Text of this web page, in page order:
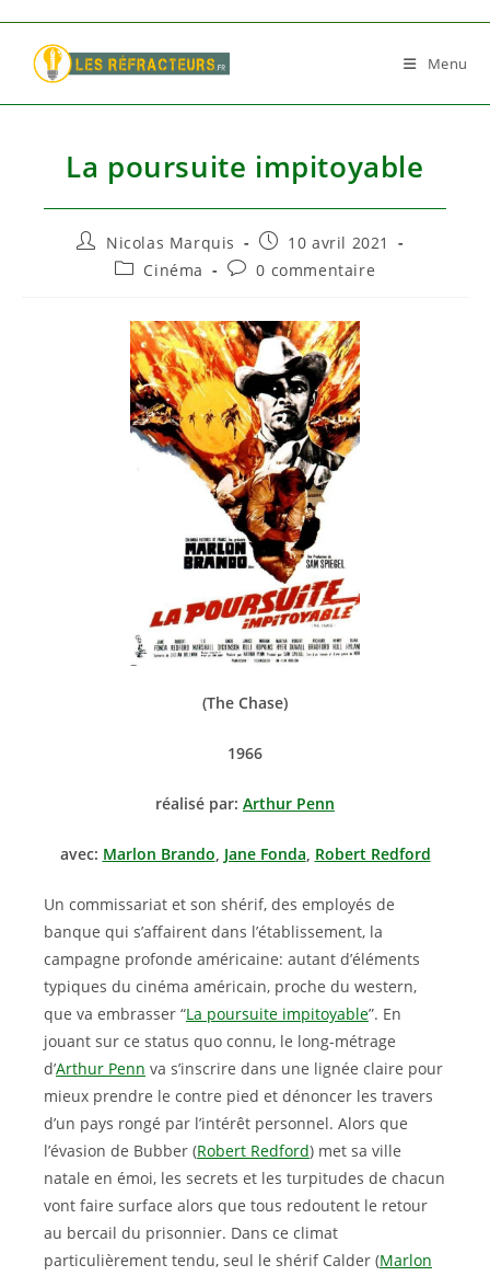
content
Menu
La poursuite impitoyable
Auteur/autrice
Nicolas Marquis
Publication
publiée :
10 avril 2021
PostCinéma
Commentaires
publication :
0 commentaire
(The Chase)
1966
réalisé par: Arthur Penn
avec: Marlon Brando, Jane Fonda, Robert Redford
Un commissariat et son shérif, des employés de
banque qui s’affairent dans l’établissement, la
campagne profonde américaine: autant d’éléments
typiques du cinéma américain, proche du western,
que va embrasser “La poursuite impitoyable”. En
jouant sur ce status quo connu, le long-métrage
d’Arthur Penn va s’inscrire dans une lignée claire pour
mieux prendre le contre pied et dénoncer les travers
d’un pays rongé par l’intérêt personnel. Alors que
l’évasion de Bubber (Robert Redford) met sa ville
natale en émoi, les secrets et les turpitudes de chacun
vont faire surface alors que tous redoutent le retour
au bercail du prisonnier. Dans ce climat
particulièrement tendu, seul le shérif Calder (Marlon